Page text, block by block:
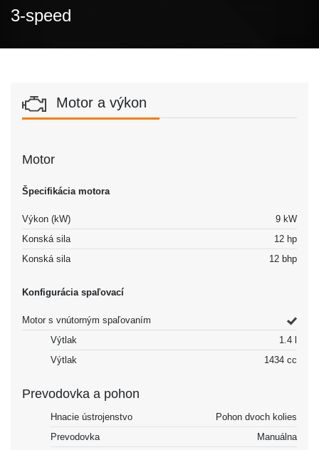
3-speed
Motor a výkon
Motor
Špecifikácia motora
Výkon (kW)
9 kW
Konská sila
12 hp
Konská sila
12 bhp
Konfigurácia spaľovací
Motor s vnútorným spaľovaním
Výtlak
1.4 l
Výtlak
1434 cc
Prevodovka a pohon
Hnacie ústrojenstvo
Pohon dvoch kolies
Prevodovka
Manuálna